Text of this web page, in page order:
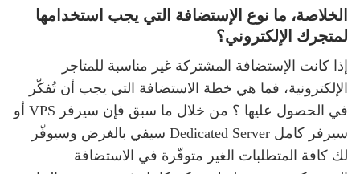
الخلاصة، ما نوع الإستضافة التي يجب استخدامها
لمتجرك الإلكتروني؟
إذا كانت الإستضافة المشتركة غير مناسبة للمتاجر
الإلكترونية، فما هي خطة الاستضافة التي يجب أن تُفكّر
في الحصول عليها ؟ من خلال ما سبق فإن سيرفر VPS أو
سيرفر كامل Dedicated Server سيفي بالغرض وسيوفّر
لك كافة المتطلبات الغير متوفّرة في الاستضافة